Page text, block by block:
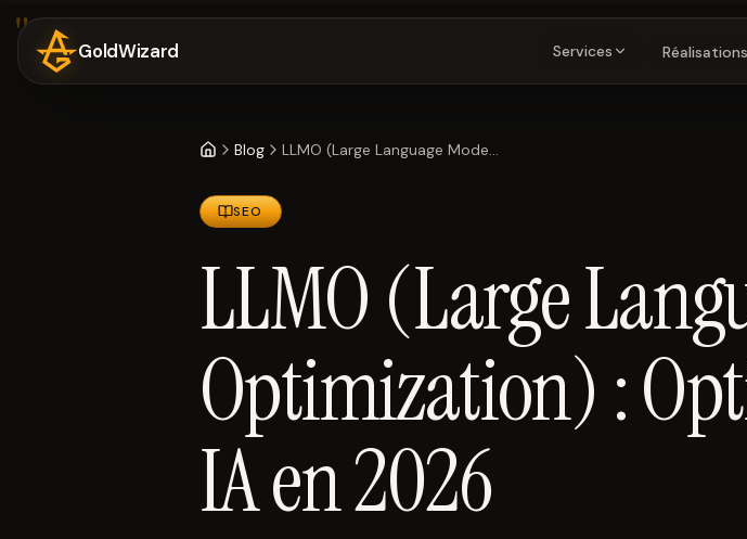
GoldWizard Services Réalisations
Blog LLMO (Large Language Model Optimization) : Optimisez pour les IA en 2026
SEO
LLMO (Large
Optimization) :
IA en 2026